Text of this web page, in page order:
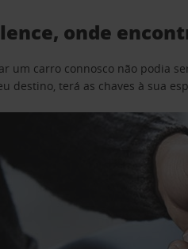
onde
um carro connosco não podia
destino, terá as chaves à sua